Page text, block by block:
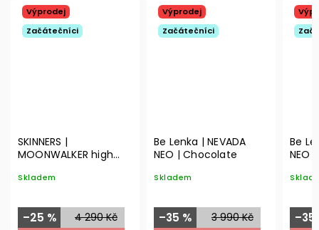
Výprodej
Začátečníci
SKINNERS |
MOONWALKER high
Skladem
4 290 Kč
–25 %
Výprodej
Začátečníci
Be Lenka | NEVADA
NEO | Chocolate
Skladem
3 990 Kč
–35 %
Be
NEO
–35